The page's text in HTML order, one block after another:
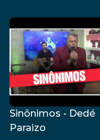
Sinônimos - Dedé
Paraizo